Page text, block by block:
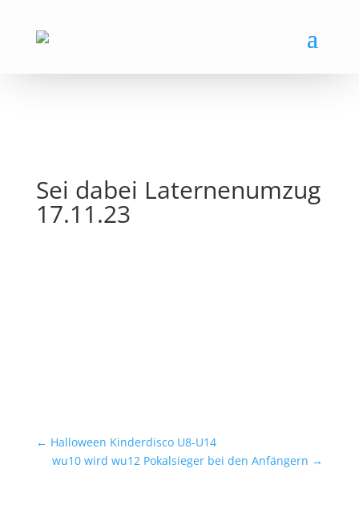
Sei dabei Laternenumzug
17.11.23
← Halloween Kinderdisco U8-U14
wu10 wird wu12 Pokalsieger bei den Anfängern →